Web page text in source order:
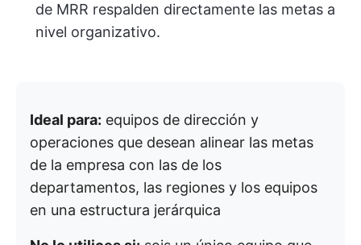
de MRR respalden directamente las metas a
nivel organizativo.
Ideal para: equipos de dirección y
operaciones que desean alinear las metas
de la empresa con las de los
departamentos, las regiones y los equipos
en una estructura jerárquica